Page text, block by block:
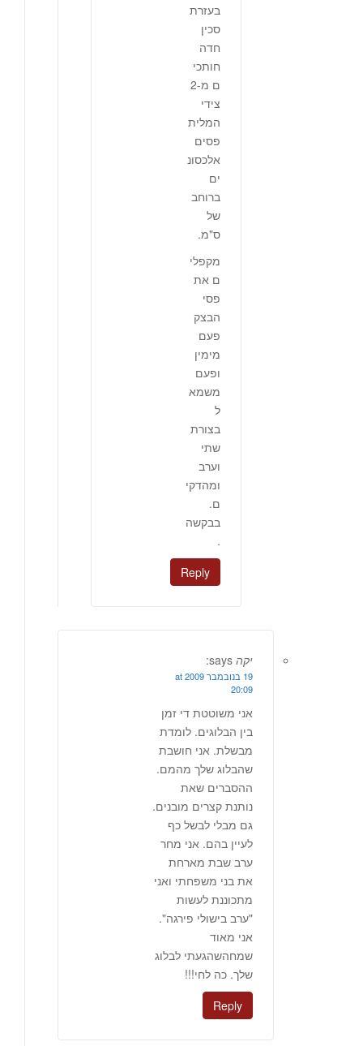
בעזרת
סכין
חדה
חותכי
ם מ-2
צידי
המלית
פסים
אלכסונ
ים
ברוחב
של
ס"מ.
מקפלי
ם את
פסי
הבצק
פעם
מימין
ופעם
משמא
ל
בצורת
שתי
וערב
ומהדקי
ם.
בבקשה
.
Reply
יקה says:
19 בנובמבר 2009 at
20:09
אני משוטטת די זמן
בין הבלוגים. לומדת
מבשלת. אני חושבת
שהבלוג שלך מהמם.
ההסברים שאת
נותנת קצרים מובנים.
גם מבלי לבשל כף
לעיין בהם. אני מחר
ערב שבת מארחת
את בני משפחתי ואני
מתכוננת לעשות
"ערב בישולי פירגה".
אני מאוד
שמחהשהגעתי לבלוג
שלך. כה לחי!!!
Reply